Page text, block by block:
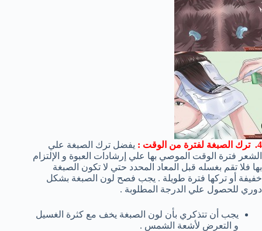
4. ترك الصبغة لفترة من الوقت :
يفضل ترك الصبغة علي
الشعر فترة الوقت الموصي بها علي إرشادات العبوة و الإلتزام
بها فلا تقم بغسله قبل المعاد المحدد حتي لا تكون الصبغة
خفيفة أو تركها فترة طويلة . يجب فصح لون الصبغة بشكل
دوري للحصول علي الدرجة المطلوبة .
يجب أن تتذكري بأن لون الصبغة يخف مع كثرة الغسيل
و التعرض لأشعة الشمس .